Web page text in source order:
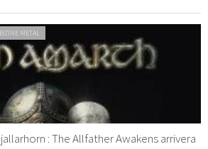
METAL
: The Allfather Awakens arrivera